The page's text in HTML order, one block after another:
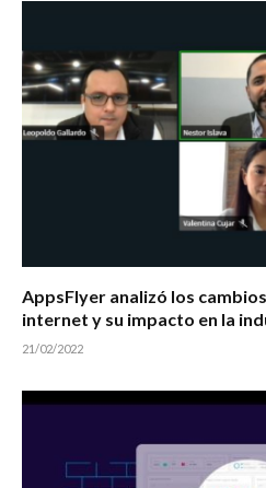
AppsFlyer analizó los
internet y su impacto en la
21/02/2022